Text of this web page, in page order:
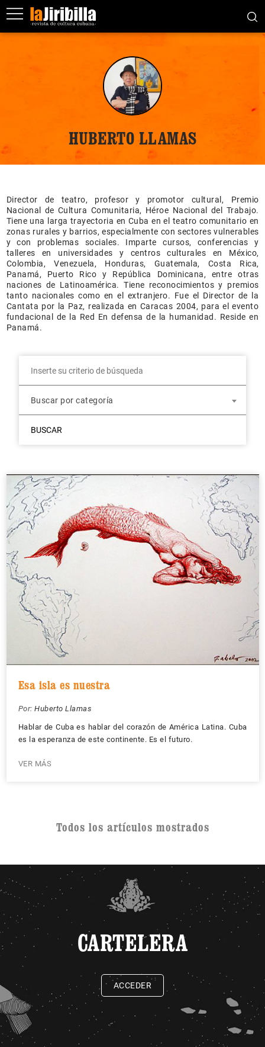
HUBERTO LLAMAS
Director de teatro, profesor y promotor cultural, Premio
Nacional de Cultura Comunitaria, Héroe Nacional del Trabajo.
Tiene una larga trayectoria en Cuba en el teatro comunitario en
zonas rurales y barrios, especialmente con sectores vulnerables
y con problemas sociales. Imparte cursos, conferencias y
talleres en universidades y centros culturales en México,
Colombia, Venezuela, Honduras, Guatemala, Costa Rica,
Panamá, Puerto Rico y República Dominicana, entre otras
naciones de Latinoamérica. Tiene reconocimientos y premios
tanto nacionales como en el extranjero. Fue el Director de la
Cantata por la Paz, realizada en Caracas 2004, para el evento
fundacional de la Red En defensa de la humanidad. Reside en
Panamá.
Buscar por categoría
BUSCAR
Esa isla es nuestra
Por: Huberto Llamas
Hablar de Cuba es hablar del corazón de América Latina. Cuba
es la esperanza de este continente. Es el futuro.
VER MÁS
Todos los artículos mostrados
CARTELERA
ACCEDER